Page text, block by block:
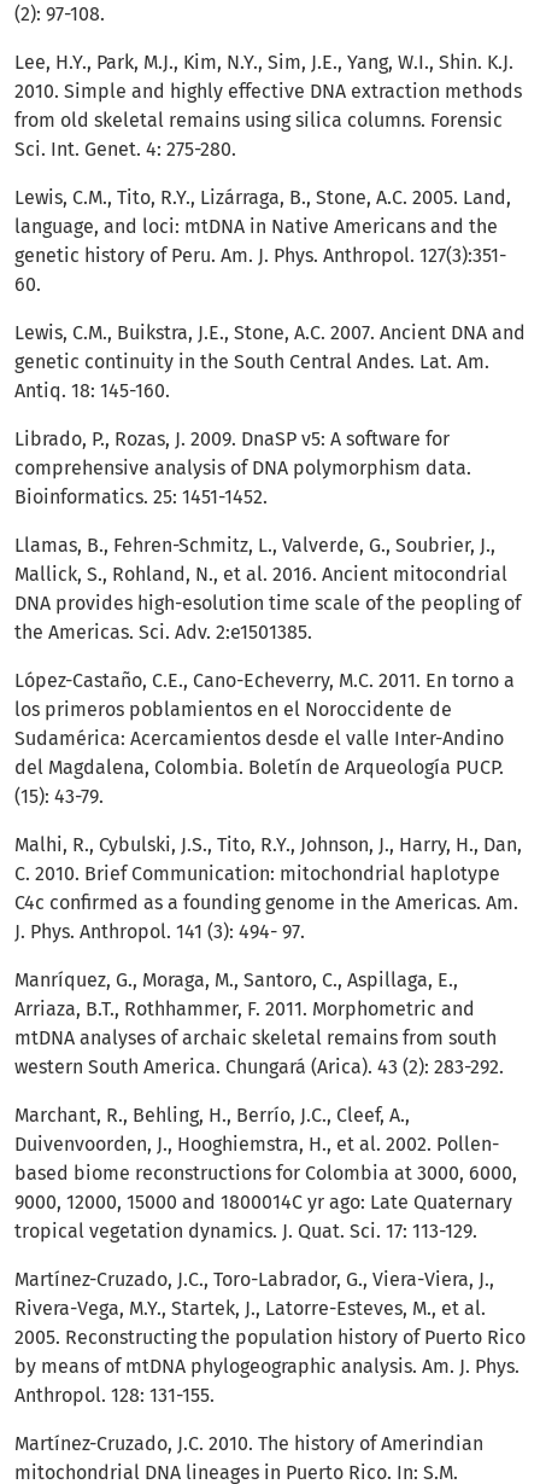
(2): 97-108.
Lee, H.Y., Park, M.J., Kim, N.Y., Sim, J.E., Yang, W.I., Shin. K.J.
2010. Simple and highly effective DNA extraction methods
from old skeletal remains using silica columns. Forensic
Sci. Int. Genet. 4: 275-280.
Lewis, C.M., Tito, R.Y., Lizárraga, B., Stone, A.C. 2005. Land,
language, and loci: mtDNA in Native Americans and the
genetic history of Peru. Am. J. Phys. Anthropol. 127(3):351-
60.
Lewis, C.M., Buikstra, J.E., Stone, A.C. 2007. Ancient DNA and
genetic continuity in the South Central Andes. Lat. Am.
Antiq. 18: 145-160.
Librado, P., Rozas, J. 2009. DnaSP v5: A software for
comprehensive analysis of DNA polymorphism data.
Bioinformatics. 25: 1451-1452.
Llamas, B., Fehren-Schmitz, L., Valverde, G., Soubrier, J.,
Mallick, S., Rohland, N., et al. 2016. Ancient mitocondrial
DNA provides high-esolution time scale of the peopling of
the Americas. Sci. Adv. 2:e1501385.
López-Castaño, C.E., Cano-Echeverry, M.C. 2011. En torno a
los primeros poblamientos en el Noroccidente de
Sudamérica: Acercamientos desde el valle Inter-Andino
del Magdalena, Colombia. Boletín de Arqueología PUCP.
(15): 43-79.
Malhi, R., Cybulski, J.S., Tito, R.Y., Johnson, J., Harry, H., Dan,
C. 2010. Brief Communication: mitochondrial haplotype
C4c confirmed as a founding genome in the Americas. Am.
J. Phys. Anthropol. 141 (3): 494- 97.
Manríquez, G., Moraga, M., Santoro, C., Aspillaga, E.,
Arriaza, B.T., Rothhammer, F. 2011. Morphometric and
mtDNA analyses of archaic skeletal remains from south
western South America. Chungará (Arica). 43 (2): 283-292.
Marchant, R., Behling, H., Berrío, J.C., Cleef, A.,
Duivenvoorden, J., Hooghiemstra, H., et al. 2002. Pollen-
based biome reconstructions for Colombia at 3000, 6000,
9000, 12000, 15000 and 1800014C yr ago: Late Quaternary
tropical vegetation dynamics. J. Quat. Sci. 17: 113-129.
Martínez-Cruzado, J.C., Toro-Labrador, G., Viera-Viera, J.,
Rivera-Vega, M.Y., Startek, J., Latorre-Esteves, M., et al.
2005. Reconstructing the population history of Puerto Rico
by means of mtDNA phylogeographic analysis. Am. J. Phys.
Anthropol. 128: 131-155.
Martínez-Cruzado, J.C. 2010. The history of Amerindian
mitochondrial DNA lineages in Puerto Rico. In: S.M.